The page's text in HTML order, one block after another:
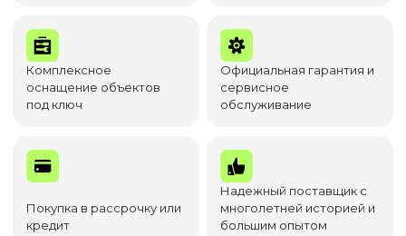
Комплексное
оснащение объектов
под ключ
Официальная гарантия и
сервисное
обслуживание
Покупка в рассрочку или
кредит
Надежный поставщик с
многолетней историей и
большим опытом